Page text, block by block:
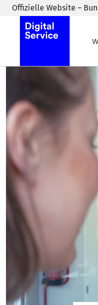
Zum Inhaltsbereich
Offizielle Website –